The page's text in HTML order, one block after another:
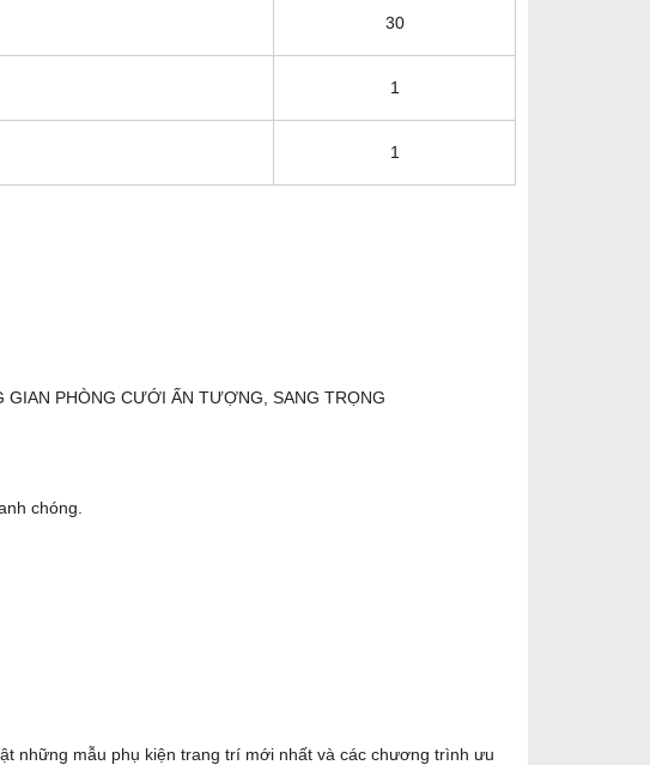
30
1
1
GIAN PHÒNG CƯỚI ẤN TƯỢNG, SANG TRỌNG
chóng.
những mẫu phụ kiện trang trí mới nhất và các chương trình ưu